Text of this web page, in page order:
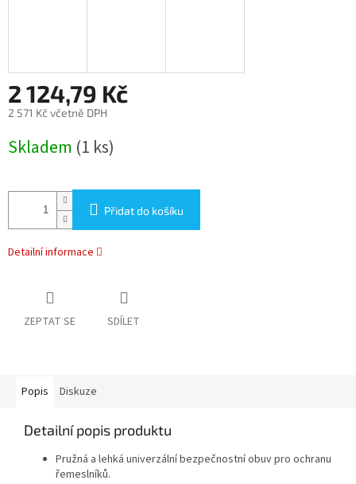
2 124,79 Kč
2 571 Kč včetně DPH
cena:
Skladem (1 ks)
Přidat do košíku
Detailní informace
ZEPTAT SE SDÍLET
Popis Diskuze
Detailní popis produktu
Pružná a lehká univerzální bezpečnostní obuv pro ochranu
řemeslníků.